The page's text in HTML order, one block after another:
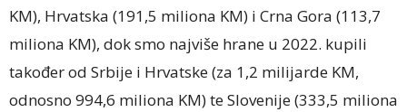
KM), Hrvatska (191,5 miliona KM) i Crna Gora (113,7
miliona KM), dok smo najviše hrane u 2022. kupili
također od Srbije i Hrvatske (za 1,2 milijarde KM,
odnosno 994,6 miliona KM) te Slovenije (333,5 miliona